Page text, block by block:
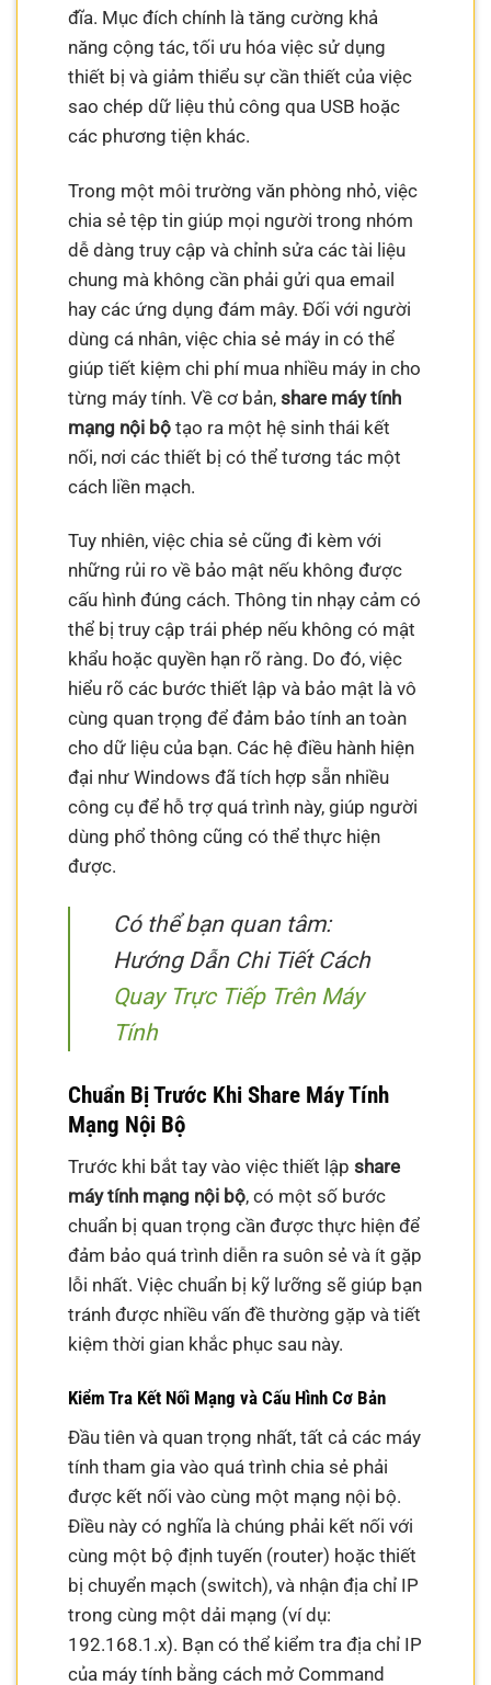
đĩa. Mục đích chính là tăng cường khả
năng cộng tác, tối ưu hóa việc sử dụng
thiết bị và giảm thiểu sự cần thiết của việc
sao chép dữ liệu thủ công qua USB hoặc
các phương tiện khác.
Trong một môi trường văn phòng nhỏ, việc
chia sẻ tệp tin giúp mọi người trong nhóm
dễ dàng truy cập và chỉnh sửa các tài liệu
chung mà không cần phải gửi qua email
hay các ứng dụng đám mây. Đối với người
dùng cá nhân, việc chia sẻ máy in có thể
giúp tiết kiệm chi phí mua nhiều máy in cho
từng máy tính. Về cơ bản,share máy tính
mạng nội bộ tạo ra một hệ sinh thái kết
nối, nơi các thiết bị có thể tương tác một
cách liền mạch.
Tuy nhiên, việc chia sẻ cũng đi kèm với
những rủi ro về bảo mật nếu không được
cấu hình đúng cách. Thông tin nhạy cảm có
thể bị truy cập trái phép nếu không có mật
khẩu hoặc quyền hạn rõ ràng. Do đó, việc
hiểu rõ các bước thiết lập và bảo mật là vô
cùng quan trọng để đảm bảo tính an toàn
cho dữ liệu của bạn. Các hệ điều hành hiện
đại như Windows đã tích hợp sẵn nhiều
công cụ để hỗ trợ quá trình này, giúp người
dùng phổ thông cũng có thể thực hiện
được.
Có thể bạn quan tâm:
Hướng Dẫn Chi Tiết Cách
Quay Trực Tiếp Trên Máy
Tính
Chuẩn Bị Trước Khi Share Máy Tính
Mạng Nội Bộ
Trước khi bắt tay vào việc thiết lậpshare
máy tính mạng nội bộ, có một số bước
chuẩn bị quan trọng cần được thực hiện để
đảm bảo quá trình diễn ra suôn sẻ và ít gặp
lỗi nhất. Việc chuẩn bị kỹ lưỡng sẽ giúp bạn
tránh được nhiều vấn đề thường gặp và tiết
kiệm thời gian khắc phục sau này.
Kiểm Tra Kết Nối Mạng và Cấu Hình Cơ Bản
Đầu tiên và quan trọng nhất, tất cả các máy
tính tham gia vào quá trình chia sẻ phải
được kết nối vào cùng một mạng nội bộ.
Điều này có nghĩa là chúng phải kết nối với
cùng một bộ định tuyến (router) hoặc thiết
bị chuyển mạch (switch), và nhận địa chỉ IP
trong cùng một dải mạng (ví dụ:
192.168.1.x). Bạn có thể kiểm tra địa chỉ IP
của máy tính bằng cách mở Command